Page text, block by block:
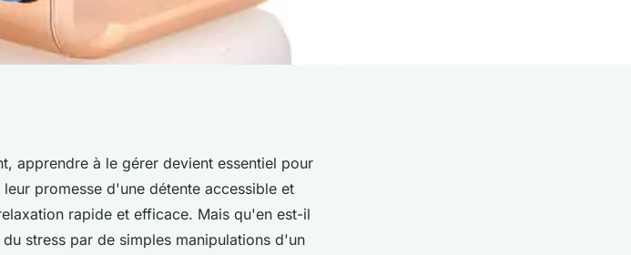
en
apprendre à le gérer devient essentiel pour
promesse d'une détente accessible et
rapide et efficace. Mais qu'en est-il
stress par de simples manipulations d'un